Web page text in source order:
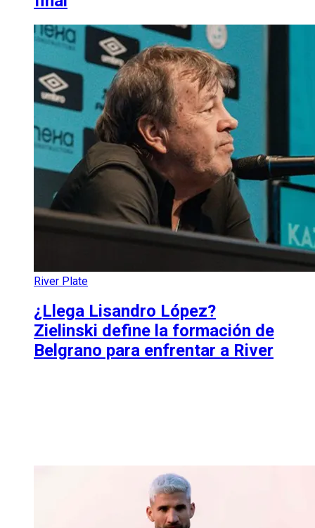
River Plate
¿Llega Lisandro López?
Zielinski define la formación de
Belgrano para enfrentar a River